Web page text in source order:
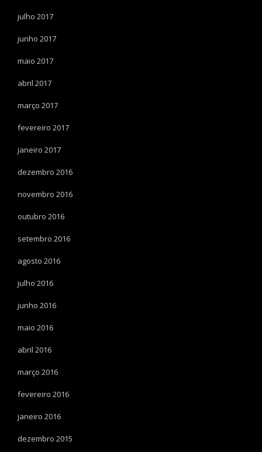
julho 2017
junho 2017
maio 2017
abril 2017
março 2017
fevereiro 2017
janeiro 2017
dezembro 2016
novembro 2016
outubro 2016
setembro 2016
agosto 2016
julho 2016
junho 2016
maio 2016
abril 2016
março 2016
fevereiro 2016
janeiro 2016
dezembro 2015